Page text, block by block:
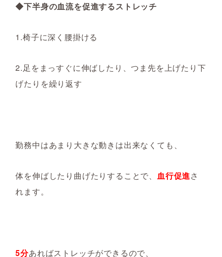
◆下半身の血流を促進するストレッチ
1.椅子に深く腰掛ける
2.足をまっすぐに伸ばしたり、つま先を上げたり下
げたりを繰り返す
勤務中はあまり大きな動きは出来なくても、
体を伸ばしたり曲げたりすることで、 血行促進さ
れます。
5分あればストレッチができるので、